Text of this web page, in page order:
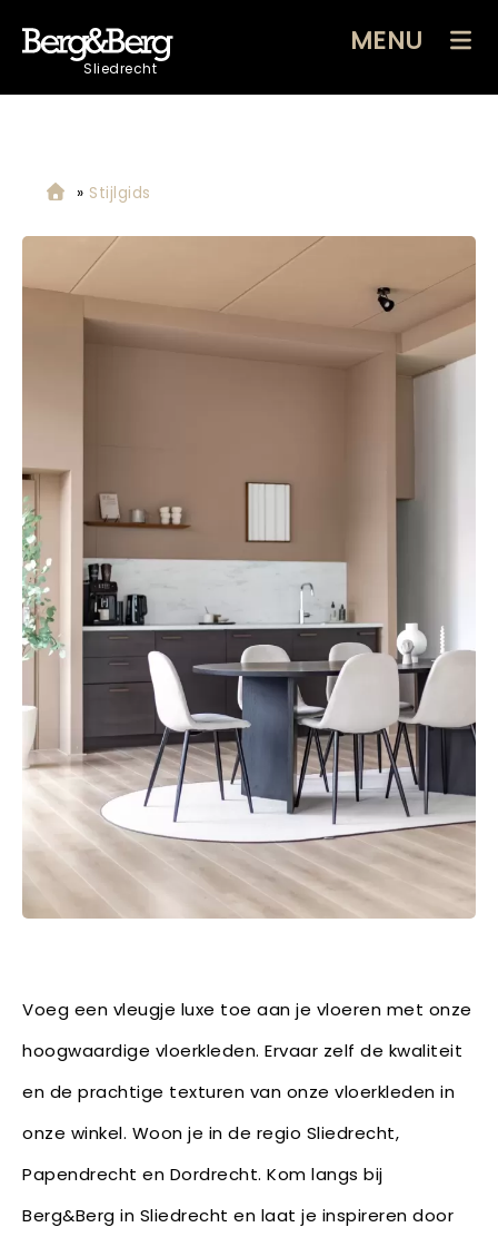
Sliedrecht
MENU
» Stijlgids
Voeg een vleugje luxe toe aan je vloeren met onze
hoogwaardige vloerkleden. Ervaar zelf de kwaliteit
en de prachtige texturen van onze vloerkleden in
onze winkel. Woon je in de regio Sliedrecht,
Papendrecht en Dordrecht. Kom langs bij
Berg&Berg in Sliedrecht en laat je inspireren door